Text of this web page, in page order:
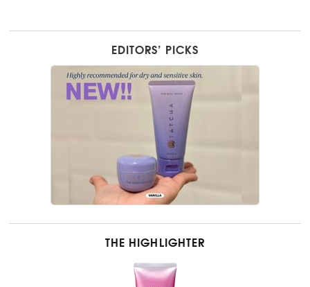
EDITORS’ PICKS
THE HIGHLIGHTER